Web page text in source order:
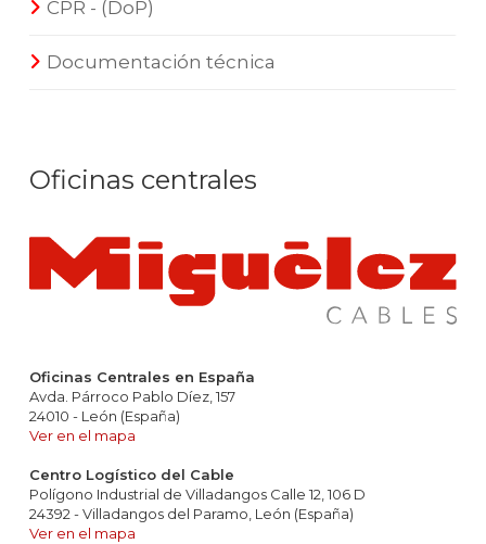
CPR - (DoP)
Documentación técnica
Oficinas centrales
Oficinas Centrales en España
Avda. Párroco Pablo Díez, 157
24010 - León (España)
Ver en el mapa
Centro Logístico del Cable
Polígono Industrial de Villadangos Calle 12, 106 D
24392 - Villadangos del Paramo, León (España)
Ver en el mapa